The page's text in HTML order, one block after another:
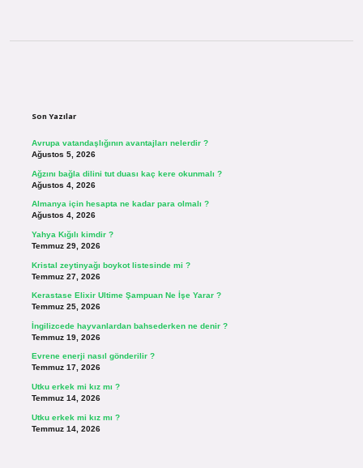
Son Yazılar
Avrupa vatandaşlığının avantajları nelerdir ?
Ağustos 5, 2026
Ağzını bağla dilini tut duası kaç kere okunmalı ?
Ağustos 4, 2026
Almanya için hesapta ne kadar para olmalı ?
Ağustos 4, 2026
Yahya Kığılı kimdir ?
Temmuz 29, 2026
Kristal zeytinyağı boykot listesinde mi ?
Temmuz 27, 2026
Kerastase Elixir Ultime Şampuan Ne İşe Yarar ?
Temmuz 25, 2026
İngilizcede hayvanlardan bahsederken ne denir ?
Temmuz 19, 2026
Evrene enerji nasıl gönderilir ?
Temmuz 17, 2026
Utku erkek mi kız mı ?
Temmuz 14, 2026
Utku erkek mi kız mı ?
Temmuz 14, 2026